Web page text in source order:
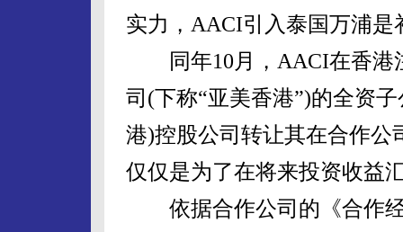
实力，AACI引入泰国万浦是
同年10月，AACI在香港
司(下称“亚美香港”)的全资
港)控股公司转让其在合作
仅仅是为了在将来投资收益
依据合作公司的《合作经